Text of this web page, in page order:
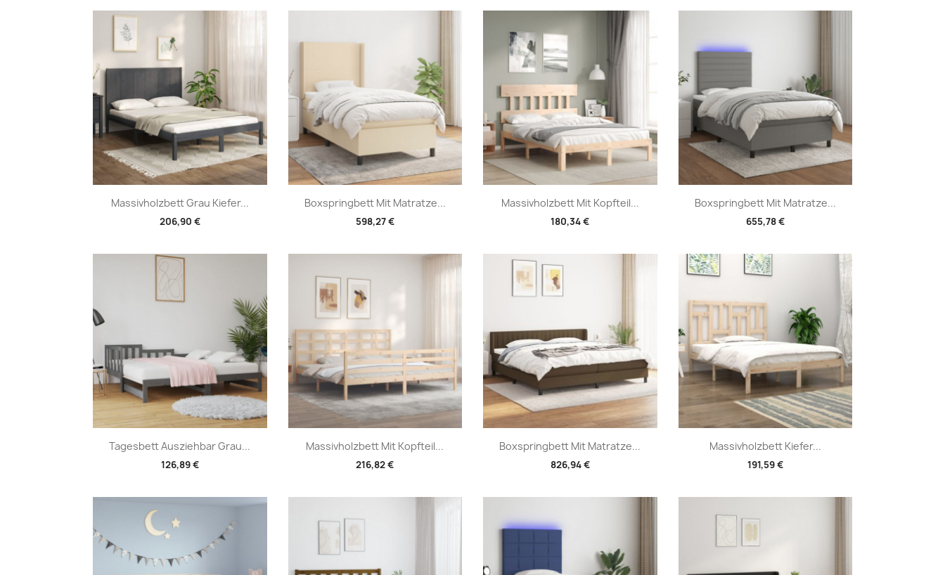
Massivholzbett Grau Kiefer...
206,90 €
Vorschau Boxspringbett Mit Matratze...
598,27 €
Vorschau Massivholzbett Mit Kopfteil...
180,34 €
Vorschau Boxspringbett Mit Matratze...
655,78 €
Vorschau
Tagesbett Ausziehbar Grau...
126,89 €
Vorschau Massivholzbett Mit Kopfteil...
216,82 €
Vorschau Boxspringbett Mit Matratze...
826,94 €
Vorschau Massivholzbett Kiefer...
191,59 €
Vorschau